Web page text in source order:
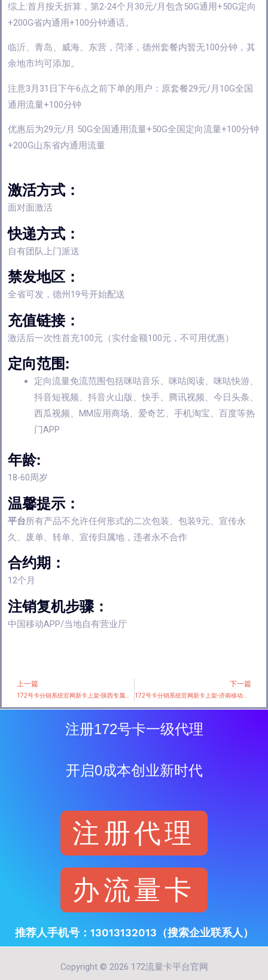
综上:首月按天折算，第2-24个月30元/月包含50G通用+50G定向
+200G省内通用+100分钟通话。
临沂、青岛、威海、东营，菏泽，德州套餐内暂无100分钟，其
余地市均可添加。
注意3月31日下午6点之前下单的用户：原套餐29元/月10G全国
通用流量+100分钟
优惠后为29元/月 50G全国通用流量+50G全国定向流量+100分钟
+200G山东省内通用流量
激活方式：
面对面激活
快递方式：
自有团队上门派送
禁发地区：
全省可发，德州19号开始配送
充值链接：
激活后一次性首充100元（实付金额100元，不可用优惠）
定向范围:
定向流量免流范围包括咪咕音乐、咪咕阅读、咪咕快游、
抖音短视频、抖音火山版、快手、腾讯视频、今日头条、
西瓜视频、MM应用商场、爱奇艺、手机淘宝、百度等热
门APP
年龄:
18-60周岁
温馨提示：
平台所有产品不允许任何形式的二次包装、包装9元、宣传永
久、废单、转单、宣传归属地，违者永不合作
合约期：
12个月
注销复机步骤：
中国移动APP/当地自有营业厅
Prev
上一篇 下一篇
172号卡分销系统官网新卡上架-济南移动专属卡【29元300G+100分钟】
注册172号卡一级代理
开启0成本创业新时代
注册代理
办流量卡
推荐人手机号：13013132013（搜索企业联系人）
Copyright © 2026 172流量卡平台官网